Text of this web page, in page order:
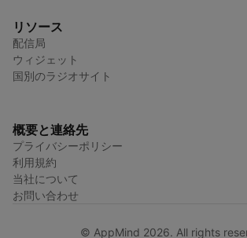
リソース
配信局
ウィジェット
国別のラジオサイト
概要と連絡先
プライバシーポリシー
利用規約
当社について
お問い合わせ
© AppMind 2026. All rights